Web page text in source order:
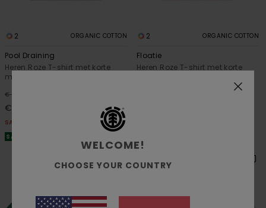
2 ORGANIC COTTON
Pool Draining
Heren Roze T-shirt met korte
mouwen
€ 35,00
€ 13,12
SALE
SALE ON SALE 25% EXTRA
2 ORGANIC COTTON
Floatie
Heren Roze T-shirt met korte
WELCOME!
CHOOSE YOUR COUNTRY